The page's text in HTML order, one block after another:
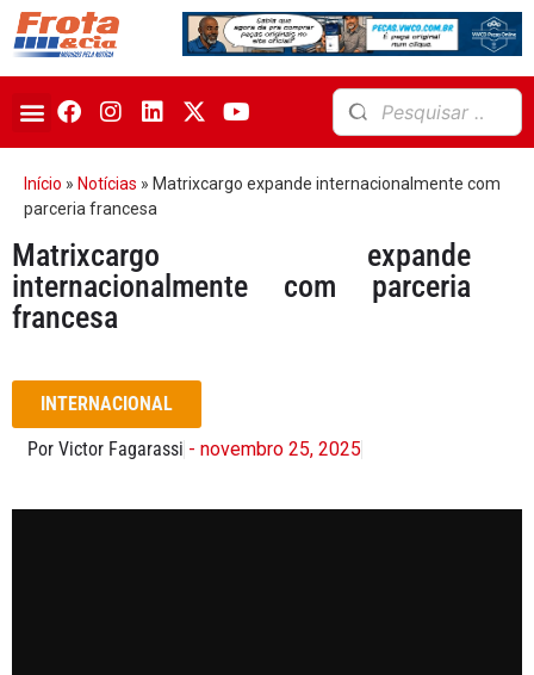
Início » Notícias » Matrixcargo expande internacionalmente com
parceria francesa
Matrixcargo expande
internacionalmente com parceria
francesa
INTERNACIONAL
Por Victor Fagarassi - novembro 25, 2025